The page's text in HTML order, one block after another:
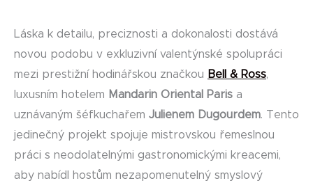
Láska k detailu, preciznosti a dokonalosti dostává
novou podobu v exkluzivní valentýnské spolupráci
mezi prestižní hodinářskou značkou Bell & Ross,
luxusním hotelem Mandarin Oriental Paris a
uznávaným šéfkuchařem Julienem Dugourdem. Tento
jedinečný projekt spojuje mistrovskou řemeslnou
práci s neodolatelnými gastronomickými kreacemi,
aby nabídl hostům nezapomenutelný smyslový